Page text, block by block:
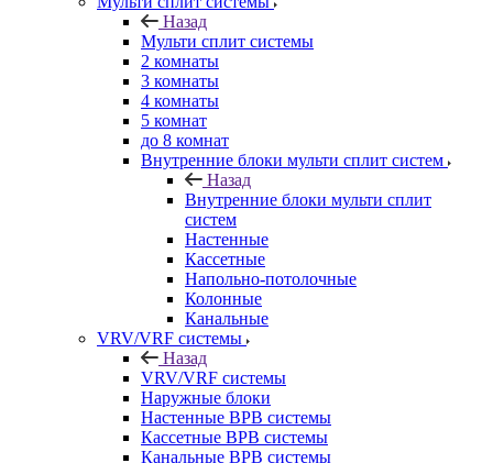
Назад
Мульти сплит системы
2 комнаты
3 комнаты
4 комнаты
5 комнат
до 8 комнат
Внутренние блоки мульти сплит систем
Назад
Внутренние блоки мульти сплит
систем
Настенные
Кассетные
Напольно-потолочные
Колонные
Канальные
VRV/VRF системы
Назад
VRV/VRF системы
Наружные блоки
Настенные ВРВ системы
Кассетные ВРВ системы
Канальные ВРВ системы